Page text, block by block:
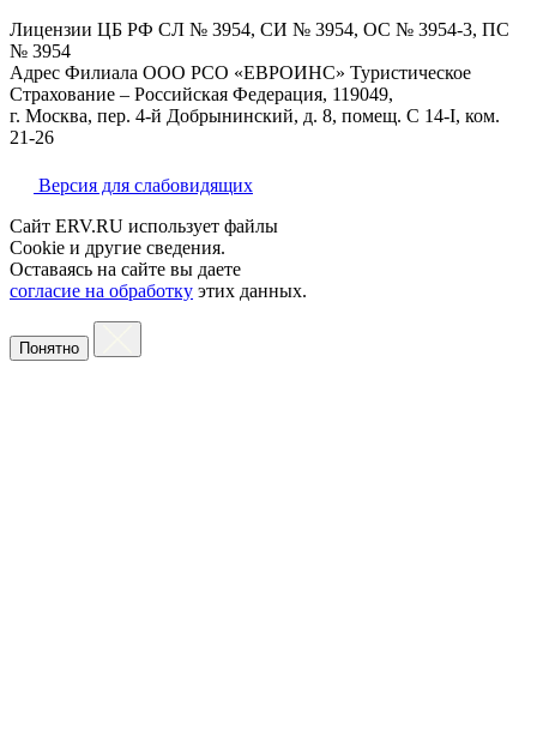
Лицензии ЦБ РФ СЛ № 3954, СИ № 3954, ОС № 3954-3, ПС
№ 3954
Адрес Филиала ООО РСО «ЕВРОИНС» Туристическое
Страхование – Российская Федерация, 119049,
г. Москва, пер. 4-й Добрынинский, д. 8, помещ. С 14-I, ком.
21-26
Версия для слабовидящих
Сайт ERV.RU использует файлы
Cookie и другие сведения.
Оставаясь на сайте вы даете
согласие на обработку этих данных.
Понятно